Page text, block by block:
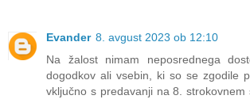
Evander 8. avgust 2023 ob 12:10
Na žalost nimam neposrednega
dogodkov ali vsebin, ki so se zgodile
vključno s predavanji na 8. strokovnem